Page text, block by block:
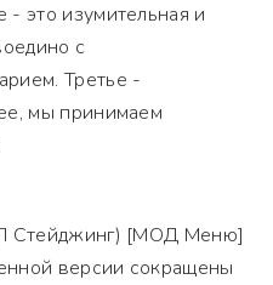
это изумительная и
с
Третье -
мы принимаем
Стейджинг) [МОД Меню]
версии сокращены